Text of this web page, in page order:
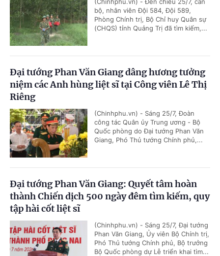
bộ, nhân viên Đội 584, Đội 589,
Phòng Chính trị, Bộ Chỉ huy Quân sự
(CHQS) tỉnh Quảng Trị đã tìm kiếm,...
Đại tướng Phan Văn Giang dâng hương tưởng
niệm các Anh hùng liệt sĩ tại Công viên Lê Thị
Riêng
(Chinhphu.vn) - Sáng 25/7, Đoàn
công tác Quân ủy Trung ương - Bộ
Quốc phòng do Đại tướng Phan Văn
Giang, Phó Thủ tướng Chính phủ,...
Đại tướng Phan Văn Giang: Quyết tâm hoàn
thành Chiến dịch 500 ngày đêm tìm kiếm, quy
tập hài cốt liệt sĩ
(Chinhphu.vn) - Sáng 25/7, Đại tướng
Phan Văn Giang, Ủy viên Bộ Chính trị,
Phó Thủ tướng Chính phủ, Bộ trưởng
Bộ Quốc phòng dự Lễ triển khai tìm...